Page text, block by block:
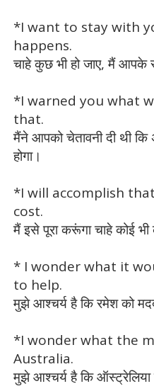
*I want to stay with
happens.
चाहे कुछ भी हो जाए, मैं आपके
*I warned you what
that.
मैंने आपको चेतावनी दी थी
होगा।
*I will accomplish
cost.
मैं इसे पूरा करूंगा चाहे कोई भी
* I wonder what it
to help.
मुझे आश्चर्य है कि रमेश को
*I wonder what the
Australia.
मुझे आश्चर्य है कि ऑस्ट्रेलिया